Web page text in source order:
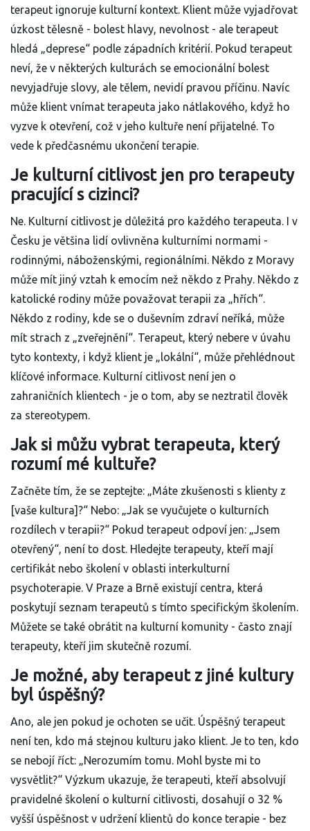
terapeut ignoruje kulturní kontext. Klient může vyjadřovat
úzkost tělesně - bolest hlavy, nevolnost - ale terapeut
hledá „deprese“ podle západních kritérií. Pokud terapeut
neví, že v některých kulturách se emocionální bolest
nevyjadřuje slovy, ale tělem, nevidí pravou příčinu. Navíc
může klient vnímat terapeuta jako nátlakového, když ho
vyzve k otevření, což v jeho kultuře není přijatelné. To
vede k předčasnému ukončení terapie.
Je kulturní citlivost jen pro terapeuty
pracující s cizinci?
Ne. Kulturní citlivost je důležitá pro každého terapeuta. I v
Česku je většina lidí ovlivněna kulturními normami -
rodinnými, náboženskými, regionálními. Někdo z Moravy
může mít jiný vztah k emocím než někdo z Prahy. Někdo z
katolické rodiny může považovat terapii za „hřích“.
Někdo z rodiny, kde se o duševním zdraví neříká, může
mít strach z „zveřejnění“. Terapeut, který nebere v úvahu
tyto kontexty, i když klient je „lokální“, může přehlédnout
klíčové informace. Kulturní citlivost není jen o
zahraničních klientech - je o tom, aby se neztratil člověk
za stereotypem.
Jak si můžu vybrat terapeuta, který
rozumí mé kultuře?
Začněte tím, že se zeptejte: „Máte zkušenosti s klienty z
[vaše kultura]?“ Nebo: „Jak se vyučujete o kulturních
rozdílech v terapii?“ Pokud terapeut odpoví jen: „Jsem
otevřený“, není to dost. Hledejte terapeuty, kteří mají
certifikát nebo školení v oblasti interkulturní
psychoterapie. V Praze a Brně existují centra, která
poskytují seznam terapeutů s tímto specifickým školením.
Můžete se také obrátit na kulturní komunity - často znají
terapeuty, kteří jim skutečně rozumí.
Je možné, aby terapeut z jiné kultury
byl úspěšný?
Ano, ale jen pokud je ochoten se učit. Úspěšný terapeut
není ten, kdo má stejnou kulturu jako klient. Je to ten, kdo
se nebojí říct: „Nerozumím tomu. Mohl byste mi to
vysvětlit?“ Výzkum ukazuje, že terapeuti, kteří absolvují
pravidelné školení o kulturní citlivosti, dosahují o 32 %
vyšší úspěšnost v udržení klientů do konce terapie - bez